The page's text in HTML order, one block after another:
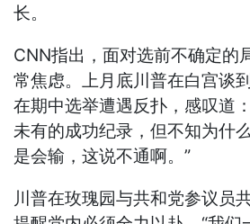
长。
CNN指出，面对选前不确定的
常焦虑。上月底川普在白宫谈
在期中选举遭遇反扑，感叹道
未有的成功纪录，但不知为什
是会输，这说不通啊。”
川普在玫瑰园与共和党参议员